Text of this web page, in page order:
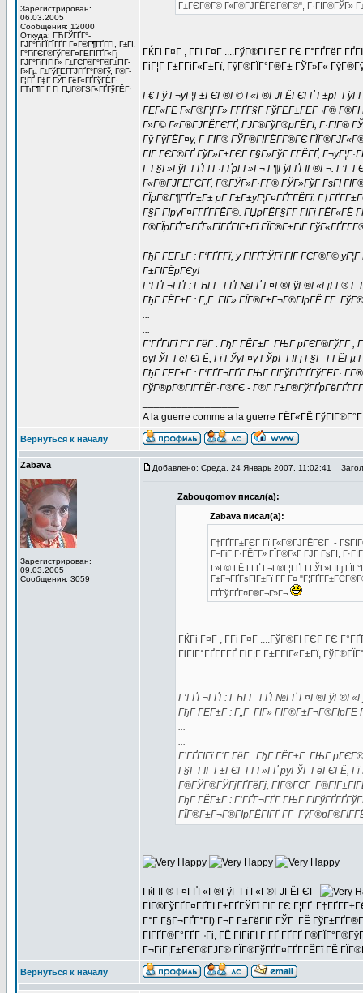
Зарегистрирован:
06.03.2005
Сообщения: 12000
Откуда: ГЋГЎГҐГ°-
ГЈГ°ГіГЇГЇГҐГ­-Г¤Г®Г¶ГҐГ­ГІ, Г±ГІ.
Г°ГіГЄГ®ГўГ®Г¤ГЁГІГҐГ«Гј
ГЈГ°ГіГЇГЇГ» Г±ГЄГ®Г°Г®Г±ГІГ­
Г»Гµ Г±ГўГЁГ­ГЈГҐГ°Г®Гў, Г®Г­
Г¦ГҐ Г‡Г ГЎГ ГёГ«ГҐГўГЁГ·
ГЋГ¶Г Г ГІ ГЏГ®ГЅГ«ГҐГўГЁГ·
Г±ГЄГ®Г© Г«Г®ГЈГЁГЄГ®Г©", Г·ГІГ®ГЎГ»
ГЌГі Г¤Г , Г­Гі Г¤Г ....ГўГ®ГІ ГЄГ ГЄ Г°ГҐГёГ
ГіГ¦Г Г±Г­ГіГ«Г±Гї, ГўГ®ГЇГ°Г®Г± ГЎГ»Г«
Г€ Гў Г¬yГ¦Г±ГЄГ®Г© Г«Г®ГЈГЁГЄГҐ Г±pГ
ГЁГ«ГЁ Г«Г®Г¦Г­Г» Г­ГҐГ§Г ГўГЁГ±ГЁГ¬Г®
Г»Г© Г«Г®ГЈГЁГЄГҐ, ГЈГ®ГўГ®pГЁГІ, Г·ГІГ®
Гў ГўГЁГ¤y, Г·ГІГ® ГЎГ®ГІГЁГ­Г®ГЄ
ГІГ ГЄГ®ГҐ ГўГ»Г±ГЄГ Г§Г»ГўГ Г­ГЁГҐ,
Г Г§Г»ГўГ ГҐГІ Г·ГҐpГ­Г»Г¬ Г¶ГўГҐГІГ®Г¬.
Г«Г®ГЈГЁГЄГҐ, Г®ГЎГ»Г·Г­Г® ГЎГ»ГўГ ГѕГІ
ГЇpГ®Г¶ГҐГ±Г± pГ Г±Г±yГ¦Г¤ГҐГ­ГЁГї.
Г§Г ГІpyГ¤Г­ГҐГ­ГЁГ©. ГЏpГЁГ§Г­Г ГІГј ГЁГ«ГЁ
Г®ГЇpГҐГ¤ГҐГ«ГїГҐГІГ±Гї ГЇГ®Г±ГІГ
ГђГ ГЁГ±Г : Г‘ГҐГ­Гї, y ГІГҐГЎГї ГІГ ГЄГ®Г©
Г±ГІГЁpГЄy!
Г‘ГҐГ¬ГҐГ­: ГЋГ­Г ГҐГ№ГҐ Г¤Г®ГўГ®Г«ГјГ­Г®
ГђГ ГЁГ±Г : Г„Г ГІГ» ГЇГ®Г±Г¬Г®ГІpГЁ Г­Г
...
...
Г’ГҐГІГї Г‘Г ГёГ : ГђГ ГЁГ±Г ГЊГ pГЄГ®ГўГ­Г ,
pyГЎГ ГёГЄГЁ, Гї ГЎyГ¤y ГЎpГ ГІГј Г§Г Г­ГЁГµ
ГђГ ГЁГ±Г : Г‘ГҐГ¬ГҐГ­ ГЊГ ГІГўГҐГҐГўГЁГ·
ГўГ®pГ®ГІГ­ГЁГ·Г®ГЄ - Г®Г­
A la guerre comme a la guerre ГЁГ«ГЁ
Вернуться к началу
Zabava
Зарегистрирован:
09.03.2005
Сообщения: 3059
Добавлено: Среда, 24 Январь 2007, 11:02:41
Zabougornov писал(а):
Zabava писал(а):
Г†ГҐГ­Г±ГЄГ Гї Г«Г®ГЈГЁГЄГ -
Г¬ГіГ¦Г·ГЁГ­Г» ГЇГ®Г«Г ГЈГ ГѕГІ,
Г»Г© ГЁ Г­ГҐ Г¬Г®Г¦ГҐГІ ГЎГ»ГІГј
Г±Г¬ГҐГѕГІГ±Гї Г­Г Г¤
ГҐГўГҐГ¤Г®Г¬Г»Г¬
ГЌГі Г¤Г , Г­Гі Г¤Г ....ГўГ®ГІ ГЄГ ГЄ
ГіГІГ°ГҐГ­Г­ГҐ ГіГ¦Г Г±Г­ГіГ«Г±Гї,
Г‘ГҐГ¬ГҐГ­: ГЋГ­Г ГҐГ№ГҐ
ГђГ ГЁГ±Г : Г„Г ГІГ»
...
...
Г’ГҐГІГї Г‘Г ГёГ : ГђГ ГЁГ±Г ГЊГ
Г§Г ГІГ Г±ГЄГ Г­Г­Г»ГҐ pyГЎГ ГёГЄГЁ,
Г®ГЎГ®ГЎГјГҐГёГј, ГЇГ®ГЄГ
ГђГ ГЁГ±Г : Г‘ГҐГ¬ГҐГ­ ГЊГ
ГЇГ®Г±Г¬Г®ГІpГЁГІГҐ Г­Г
ГќГІГ® Г¤ГҐГ«Г®ГўГ Гї Г«Г®ГЈГЁГЄГ
ГЇГ®ГўГҐГ¤ГҐГІ Г±ГҐГЎГї ГІГ ГЄ Г¦ГҐ.
Г°Г Г§Г¬ГҐГ°Гі) Г¬Г Г±ГёГІГ ГЎГ ГЁ
ГІГҐГ®Г°ГҐГ¬Гі, ГЁ ГІГіГІ Г¦ГҐ ГҐГҐ
Г¬ГіГ¦Г±ГЄГ®ГЈГ® ГЇГ®ГўГҐГ¤ГҐГ­ГЁГї ГЁ
Вернуться к началу